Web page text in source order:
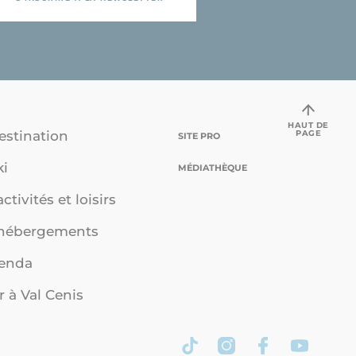
et loisirs
à Val Cenis
SITE PRO
MÉDIATHÈQUE
HAUT DE
PAGE